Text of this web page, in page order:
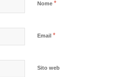
Nome *
Email *
Sito web